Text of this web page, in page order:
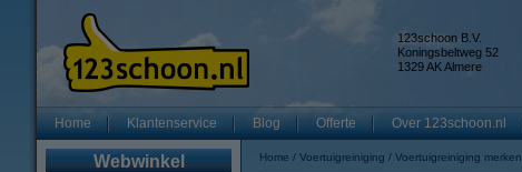
123schoon B.V.
Koningsbeltweg 52
1329 AK Almere
Home Klantenservice Blog Offerte Over 123schoon.nl
Webwinkel Home Voertuigreiniging Voertuigreiniging merken